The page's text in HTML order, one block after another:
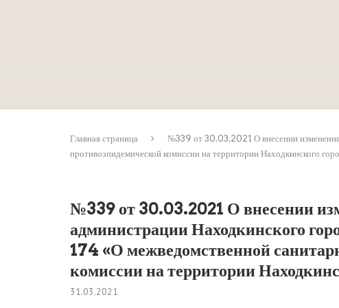
Главная страница
№339 от 30.03.2021 О внесении
противоэпидемической комиссии на территории Находкинского
№339 от 30.03.2021 О внесении
администрации Находкинского
174 «О межведомственной
комиссии на территории
31.03.2021